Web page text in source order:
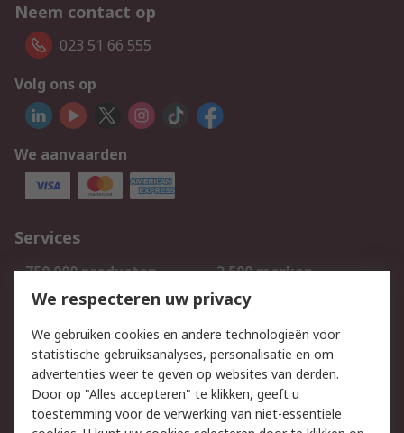
Neem contact op
023 51 66 555
Volg ons op
We aanvaarden
Services
750.000 producten
2.500 merken
Bestellen
Inkoopoplossingen
Track & Trace
Wettelijk
Cookiebeleid Email veiligheid
We respecteren uw privacy
We gebruiken cookies en andere technologieën voor
statistische gebruiksanalyses, personalisatie en om
advertenties weer te geven op websites van derden.
Door op "Alles accepteren" te klikken, geeft u
toestemming voor de verwerking van niet-essentiële